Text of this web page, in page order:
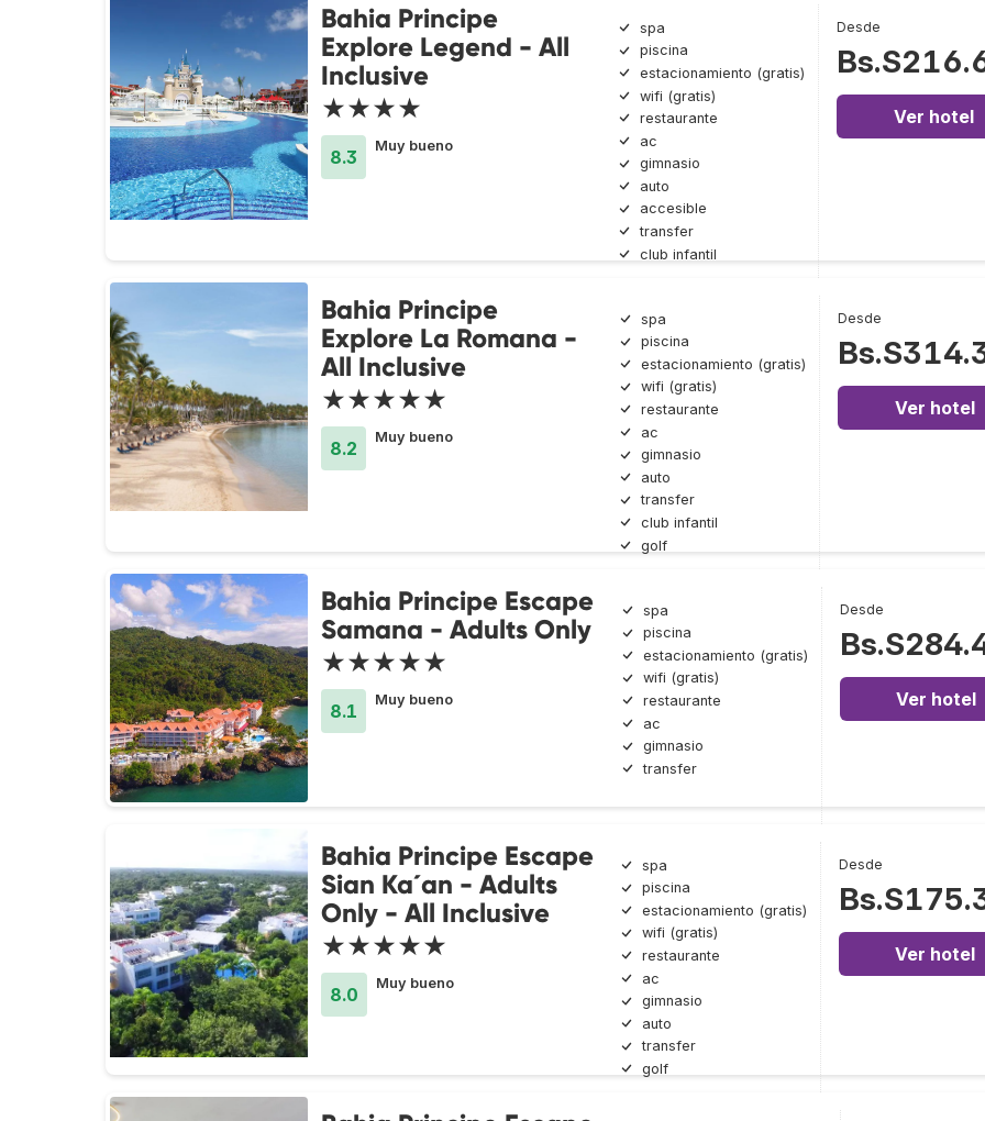
Bahia Principe
Explore Legend - All
Inclusive
★★★★
8.3
Muy bueno
spa
piscina
estacionamiento (gratis)
wifi (gratis)
restaurante
ac
gimnasio
auto
accesible
transfer
club infantil
Desde
Ver hotel
Bahia Principe
Explore La Romana -
All Inclusive
★★★★★
8.2
Muy bueno
spa
piscina
estacionamiento (gratis)
wifi (gratis)
restaurante
ac
gimnasio
auto
transfer
club infantil
golf
Desde
Ver hotel
Bahia Principe Escape
Samana - Adults Only
★★★★★
8.1
Muy bueno
spa
piscina
estacionamiento (gratis)
wifi (gratis)
restaurante
ac
gimnasio
transfer
Desde
Ver hotel
Bahia Principe Escape
Sian Ka´an - Adults
Only - All Inclusive
★★★★★
8.0
Muy bueno
spa
piscina
estacionamiento (gratis)
wifi (gratis)
restaurante
ac
gimnasio
auto
transfer
golf
Desde
Ver hotel